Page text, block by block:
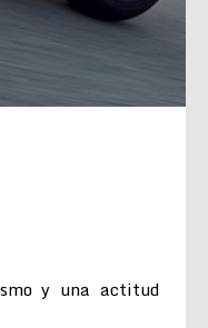
y una actitud